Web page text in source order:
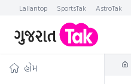
Lallantop SportsTak AstroTak
હોમ